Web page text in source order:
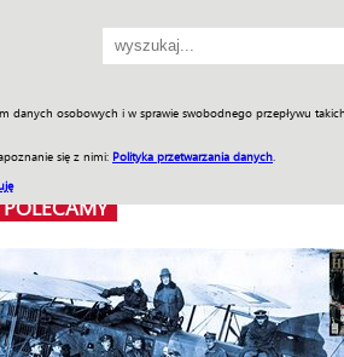
danych osobowych i w sprawie swobodnego przepływu
się z nimi: Polityka przetwarzania danych
Jednodniówki Praca w WIW
POLECAMY